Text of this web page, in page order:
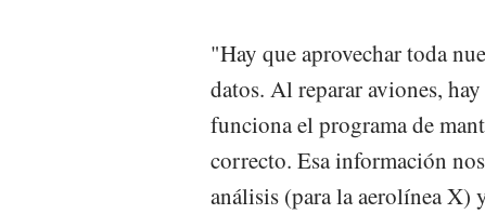
"Hay que aprovechar toda
datos. Al reparar aviones,
funciona el programa de
correcto. Esa información
análisis (para la aerolínea X)